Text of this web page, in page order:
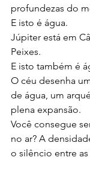
profundezas do
E isto é água.
Júpiter está em
Peixes.
E isto também é
O céu desenha
de água, um
plena expansão.
Você consegue
no ar? A
o silêncio entre as